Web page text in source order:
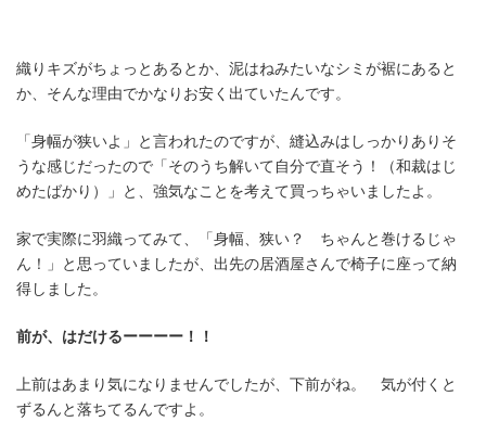
織りキズがちょっとあるとか、泥はねみたいなシミが裾にあると
か、そんな理由でかなりお安く出ていたんです。
「身幅が狭いよ」と言われたのですが、縫込みはしっかりありそ
うな感じだったので「そのうち解いて自分で直そう！（和裁はじ
めたばかり）」と、強気なことを考えて買っちゃいましたよ。
家で実際に羽織ってみて、「身幅、狭い？ ちゃんと巻けるじゃ
ん！」と思っていましたが、出先の居酒屋さんで椅子に座って納
得しました。
前が、はだけるーーーー！！
上前はあまり気になりませんでしたが、下前がね。 気が付くと
ずるんと落ちてるんですよ。